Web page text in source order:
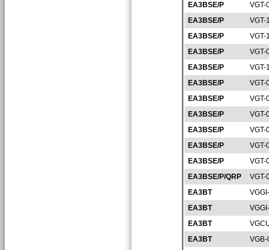
EA3BSE/P
VGT-
EA3BSE/P
VGT-
EA3BSE/P
VGT-
EA3BSE/P
VGT-
EA3BSE/P
VGT-
EA3BSE/P
VGT-
EA3BSE/P
VGT-
EA3BSE/P
VGT-
EA3BSE/P
VGT-
EA3BSE/P
VGT-
EA3BSE/P
VGT-
EA3BSE/P/QRP
VGT-
EA3BT
EA3BT
EA3BT
EA3BT